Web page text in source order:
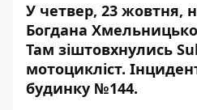
У четвер, 23 жовтня,
Богдана
Там зіштовхнулись
мотоцикліст.
будинку №144.